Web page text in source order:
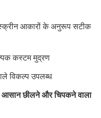
आकारों के अनुरूप सटीक
कस्टम मुद्रण
विकल्प उपलब्ध
छीलने और चिपकने वाला